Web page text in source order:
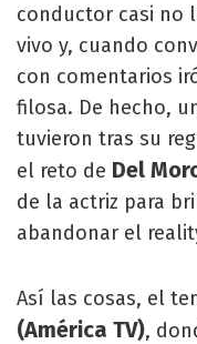
conductor casi no
vivo y, cuando
con comentarios
filosa. De hecho,
tuvieron tras su
el reto de Del
de la actriz para
abandonar el
Así las cosas, el
(América TV),